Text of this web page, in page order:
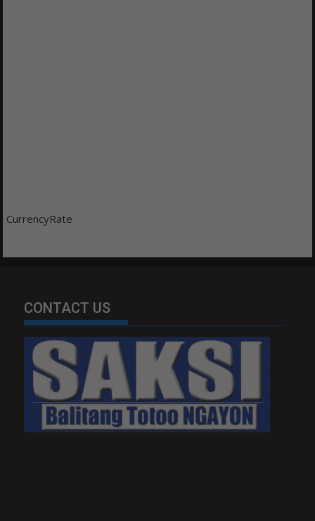
CurrencyRate
CONTACT US